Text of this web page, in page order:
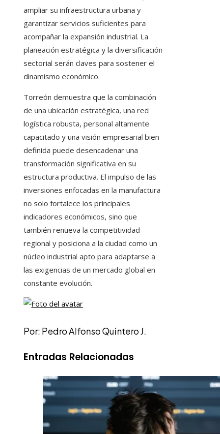
ampliar su infraestructura urbana y
garantizar servicios suficientes para
acompañar la expansión industrial. La
planeación estratégica y la diversificación
sectorial serán claves para sostener el
dinamismo económico.
Torreón demuestra que la combinación
de una ubicación estratégica, una red
logística robusta, personal altamente
capacitado y una visión empresarial bien
definida puede desencadenar una
transformación significativa en su
estructura productiva. El impulso de las
inversiones enfocadas en la manufactura
no solo fortalece los principales
indicadores económicos, sino que
también renueva la competitividad
regional y posiciona a la ciudad como un
núcleo industrial apto para adaptarse a
las exigencias de un mercado global en
constante evolución.
Por: Pedro Alfonso Quintero J.
Entradas Relacionadas